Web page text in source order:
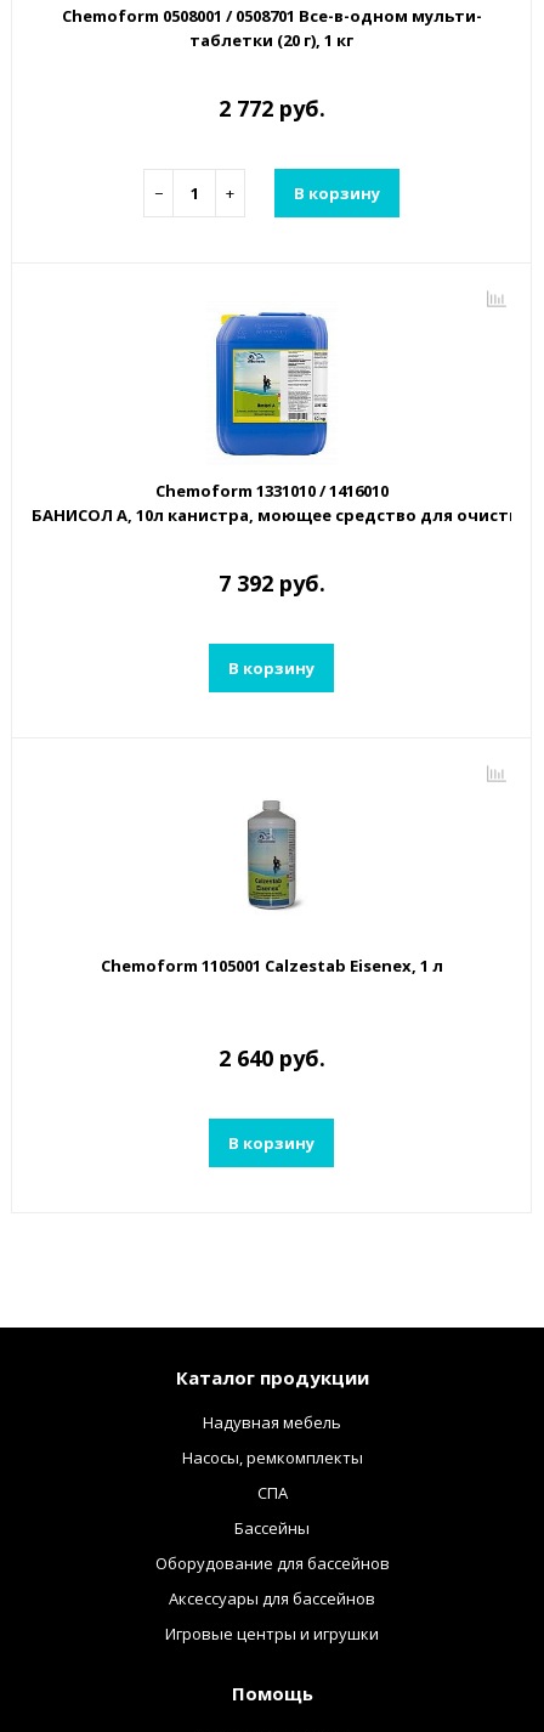
Chemoform 0508001 / 0508701 Все-в-одном мульти-
таблетки (20 г), 1 кг
2 772 руб.
− + В корзину
Chemoform 1331010 / 1416010
БАНИСОЛ А, 10л канистра, моющее средство для
7 392 руб.
В корзину
Chemoform 1105001 Calzestab Eisenex, 1 л
2 640 руб.
В корзину
Каталог продукции
Надувная мебель
Насосы, ремкомплекты
СПА
Бассейны
Оборудование для бассейнов
Аксессуары для бассейнов
Игровые центры и игрушки
Помощь